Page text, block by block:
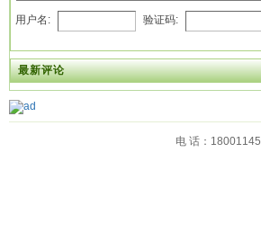
用户名: 验证码:
最新评论
电 话：